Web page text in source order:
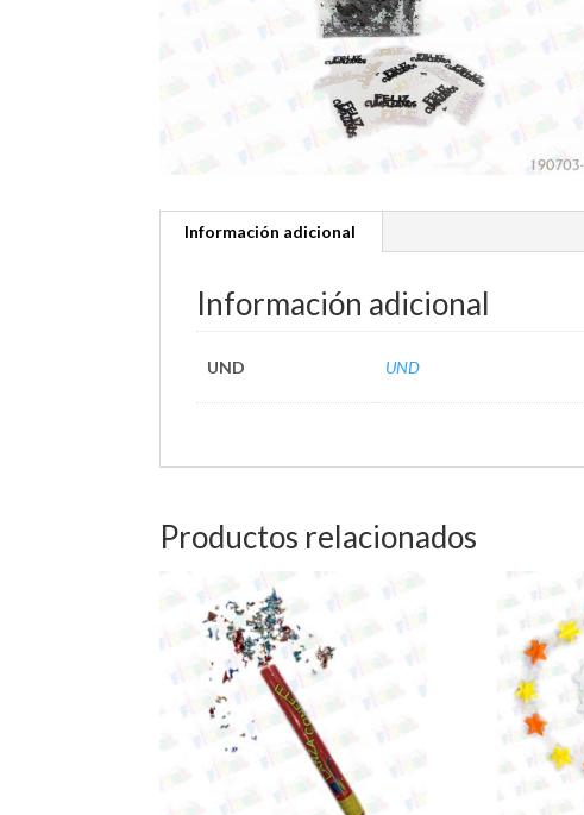
Información adicional
Información adicional
UND UND
Productos relacionados